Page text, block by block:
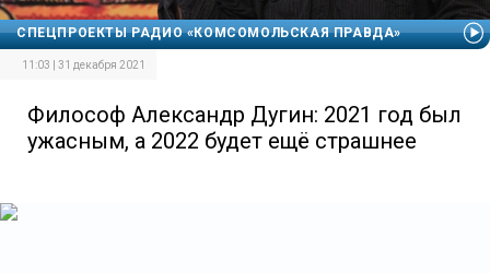
СПЕЦПРОЕКТЫ РАДИО «КОМСОМОЛЬСКАЯ ПРАВДА»
11:03 | 31 декабря 2021
Философ Александр Дугин: 2021 год был
ужасным, а 2022 будет ещё страшнее